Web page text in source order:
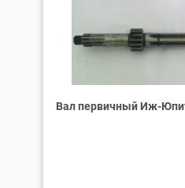
Вал первичный Иж-